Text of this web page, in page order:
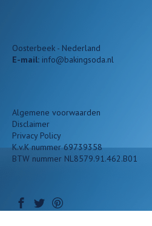
Oosterbeek - Nederland
E-mail: info@bakingsoda.nl
Algemene voorwaarden
Disclaimer
Privacy Policy
K.v.K nummer 69739358
BTW nummer NL8579.91.462.B01